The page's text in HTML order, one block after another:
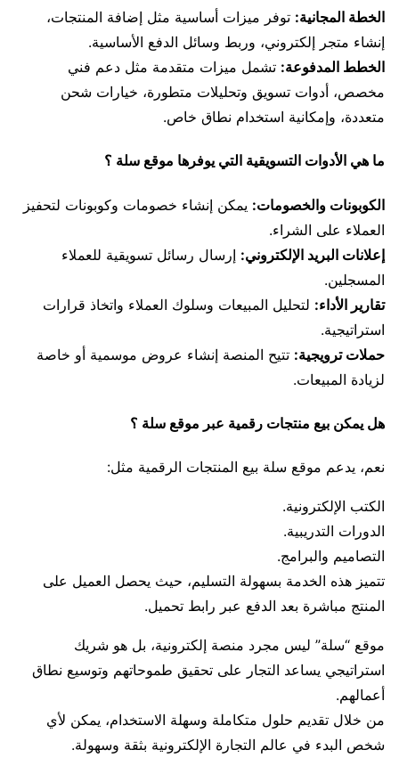
الخطة المجانية: توفر ميزات أساسية مثل إضافة المنتجات،
إنشاء متجر إلكتروني، وربط وسائل الدفع الأساسية.
الخطط المدفوعة: تشمل ميزات متقدمة مثل دعم فني
مخصص، أدوات تسويق وتحليلات متطورة، خيارات شحن
متعددة، وإمكانية استخدام نطاق خاص.
ما هي الأدوات التسويقية التي يوفرها موقع سلة ؟
الكوبونات والخصومات: يمكن إنشاء خصومات وكوبونات لتحفيز
العملاء على الشراء.
إعلانات البريد الإلكتروني: إرسال رسائل تسويقية للعملاء
المسجلين.
تقارير الأداء: لتحليل المبيعات وسلوك العملاء واتخاذ قرارات
استراتيجية.
حملات ترويجية: تتيح المنصة إنشاء عروض موسمية أو خاصة
لزيادة المبيعات.
هل يمكن بيع منتجات رقمية عبر موقع سلة ؟
نعم، يدعم موقع سلة بيع المنتجات الرقمية مثل:
الكتب الإلكترونية.
الدورات التدريبية.
التصاميم والبرامج.
تتميز هذه الخدمة بسهولة التسليم، حيث يحصل العميل على
المنتج مباشرة بعد الدفع عبر رابط تحميل.
موقع “سلة” ليس مجرد منصة إلكترونية، بل هو شريك
استراتيجي يساعد التجار على تحقيق طموحاتهم وتوسيع نطاق
أعمالهم.
من خلال تقديم حلول متكاملة وسهلة الاستخدام، يمكن لأي
شخص البدء في عالم التجارة الإلكترونية بثقة وسهولة.